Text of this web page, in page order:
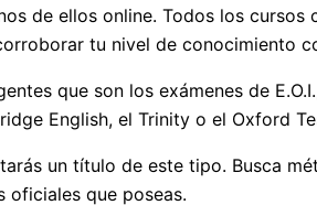
de ellos online. Todos los
tu nivel de conocimiento
que son los exámenes de
English, el Trinity o el Oxford
un título de este tipo. Busca
que poseas.